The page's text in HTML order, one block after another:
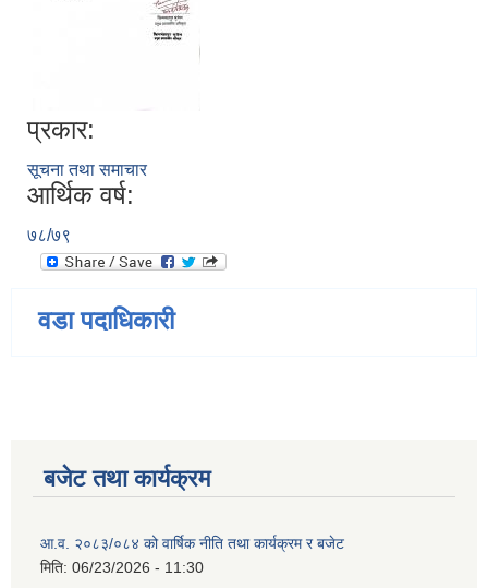
प्रकार:
सूचना तथा समाचार
आर्थिक वर्ष:
७८/७९
वडा पदाधिकारी
बजेट तथा कार्यक्रम
आ.व. २०८३/०८४ को वार्षिक नीति तथा कार्यक्रम र बजेट
मिति: 06/23/2026 - 11:30